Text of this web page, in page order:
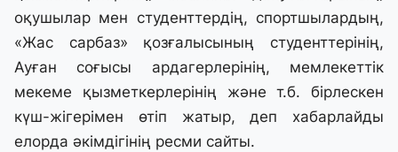
оқушылар мен студенттердің, спортшылардың,
«Жас сарбаз» қозғалысының студенттерінің,
Ауған соғысы ардагерлерінің, мемлекеттік
мекеме қызметкерлерінің және т.б. бірлескен
күш-жігерімен өтіп жатыр, деп хабарлайды
елорда әкімдігінің ресми сайты.